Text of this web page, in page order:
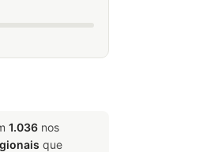
1.036 nos
que